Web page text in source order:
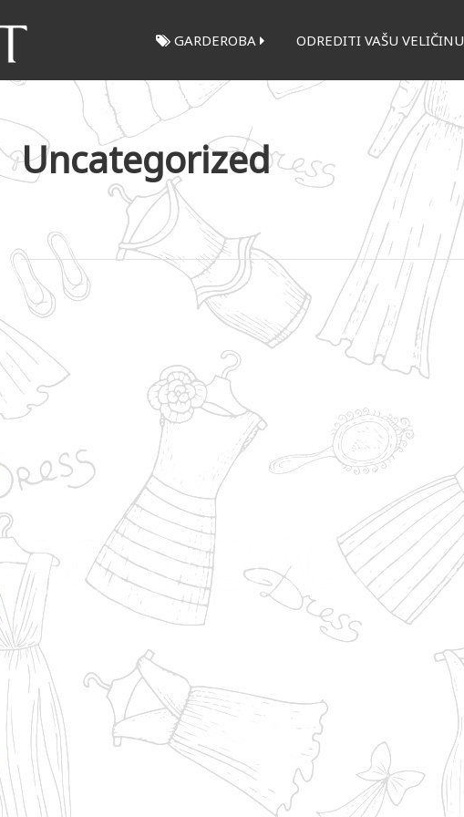
GARDEROBA ODREDITI VAŠU VELIČINU
Uncategorized